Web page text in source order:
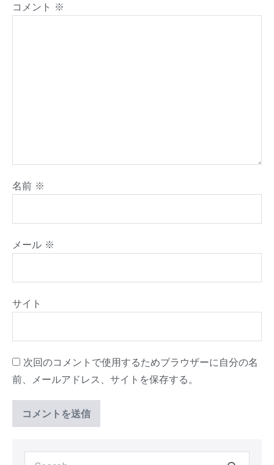
コメント ※
名前 ※
メール ※
サイト
次回のコメントで使用するためブラウザーに自分の名
前、メールアドレス、サイトを保存する。